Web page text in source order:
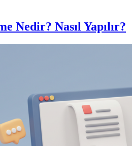
Nedir? Nasıl Yapılır?